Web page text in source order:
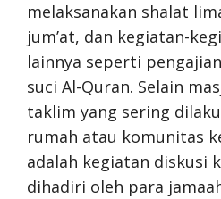
melaksanakan shalat
jum’at, dan kegiatan-
lainnya seperti
suci Al-Quran. Selain
taklim yang sering
rumah atau komunitas
adalah kegiatan diskusi
dihadiri oleh para